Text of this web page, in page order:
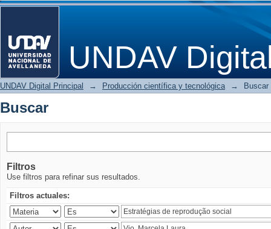
UNDAV
Buscar
UNDAV Digital Principal → Producción científica y tecnológica → Buscar
Buscar
Filtros
Use filtros para refinar sus resultados.
Filtros actuales: